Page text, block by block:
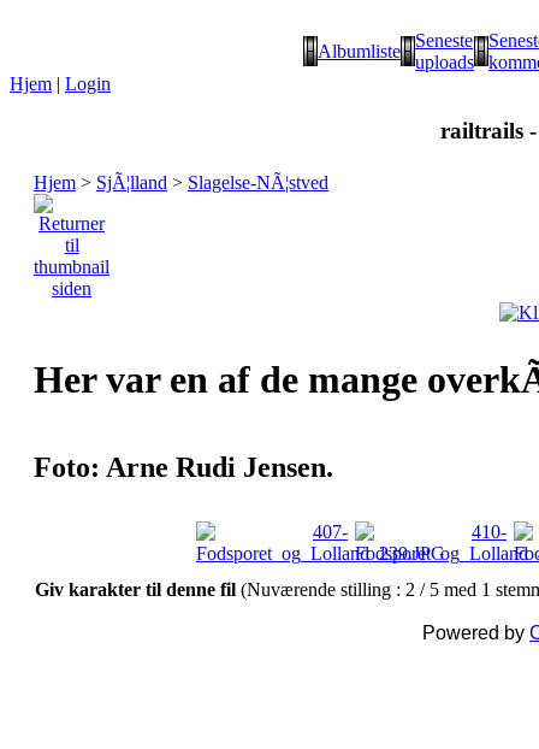
Albumliste
Seneste
uploads
Hjem | Login
railtrails
Hjem > SjÃ¦lland > Slagelse-NÃ¦stved
Her var en af de mange
Foto: Arne Rudi Jensen.
Giv karakter til denne fil (Nuværende stilling : 2 / 5 med 1
Powered by